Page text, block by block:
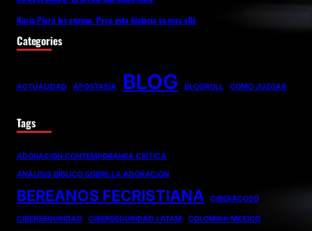
Nuria Piera los expuso. Pero esta historia va mas allá
Categories
ACTUALIDAD APOSTASÍA BLOG BLOGROLL COMO JUZGAR
Tags
ADORACIÓN CONTEMPORÁNEA CRÍTICA
ANÁLISIS BÍBLICO SOBRE LA ADORACIÓN
BEREANOS FECRISTIANA CIBERACOSO
CIBERSEGURIDAD CIBERSEGURIDAD LATAM
COLOMBIA MEXICO